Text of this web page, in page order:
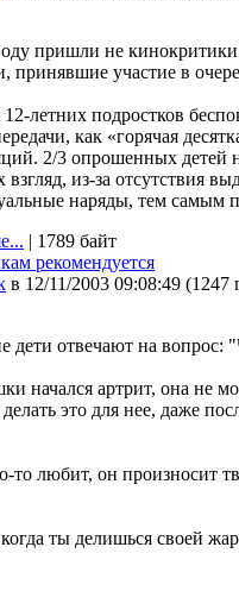
пришли не
принявшие участие в
летних подростков
как «горячая
2/3 опрошенных
взгляд, из-за отсутствия
наряды, тем самым
| 1789 байт
рекомендуется
в 12/11/2003 09:08:49 (1247
дети отвечают на вопрос:
начался артрит, она не
это для нее, даже
то любит, он произносит
ты делишься своей